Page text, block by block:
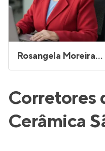
Rosangela Moreira de Souza
Corretores
Cerâmica